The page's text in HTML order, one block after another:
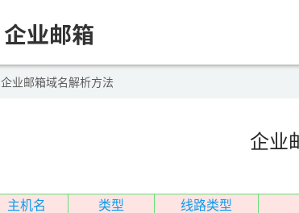
企业邮箱域名解析方法
企业
主机名 类型 线路类型